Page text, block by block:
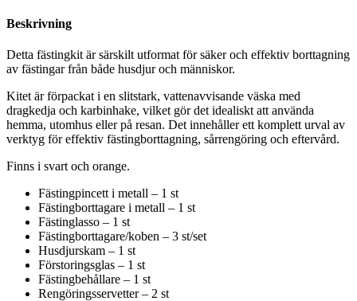
Beskrivning
Detta fästingkit är särskilt utformat för säker och effektiv borttagning
av fästingar från både husdjur och människor.
Kitet är förpackat i en slitstark, vattenavvisande väska med
dragkedja och karbinhake, vilket gör det idealiskt att använda
hemma, utomhus eller på resan. Det innehåller ett komplett urval av
verktyg för effektiv fästingborttagning, sårrengöring och eftervård.
Finns i svart och orange.
Fästingpincett i metall – 1 st
Fästingborttagare i metall – 1 st
Fästinglasso – 1 st
Fästingborttagare/koben – 3 st/set
Husdjurskam – 1 st
Förstoringsglas – 1 st
Fästingbehållare – 1 st
Rengöringsservetter – 2 st